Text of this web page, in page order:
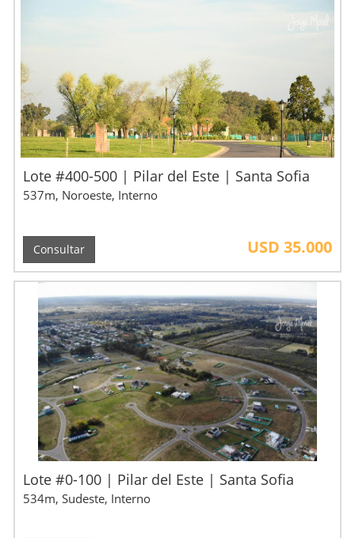
Lote #400-500 | Pilar del Este | Santa Sofia
537m, Noroeste, Interno
Consultar USD 35.000
Lote #0-100 | Pilar del Este | Santa Sofia
534m, Sudeste, Interno